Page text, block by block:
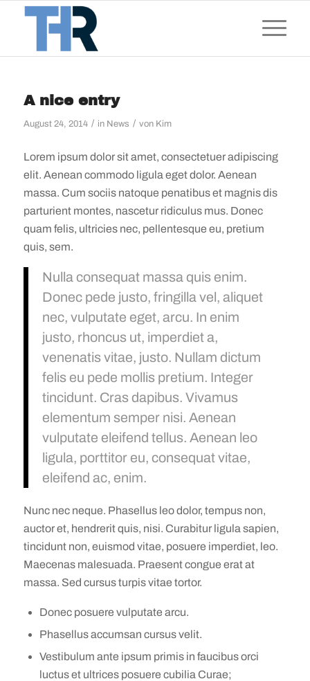
A nice entry
August 24, 2014 / in News / von Kim
Lorem ipsum dolor sit amet, consectetuer adipiscing
elit. Aenean commodo ligula eget dolor. Aenean
massa. Cum sociis natoque penatibus et magnis dis
parturient montes, nascetur ridiculus mus. Donec
quam felis, ultricies nec, pellentesque eu, pretium
quis, sem.
Nulla consequat massa quis enim.
Donec pede justo, fringilla vel, aliquet
nec, vulputate eget, arcu. In enim
justo, rhoncus ut, imperdiet a,
venenatis vitae, justo. Nullam dictum
felis eu pede mollis pretium. Integer
tincidunt. Cras dapibus. Vivamus
elementum semper nisi. Aenean
vulputate eleifend tellus. Aenean leo
ligula, porttitor eu, consequat vitae,
eleifend ac, enim.
Nunc nec neque. Phasellus leo dolor, tempus non,
auctor et, hendrerit quis, nisi. Curabitur ligula sapien,
tincidunt non, euismod vitae, posuere imperdiet, leo.
Maecenas malesuada. Praesent congue erat at
massa. Sed cursus turpis vitae tortor.
Donec posuere vulputate arcu.
Phasellus accumsan cursus velit.
Vestibulum ante ipsum primis in faucibus orci
luctus et ultrices posuere cubilia Curae;